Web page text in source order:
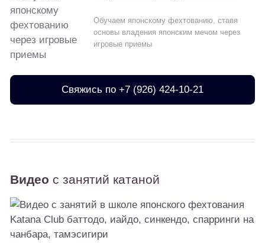
Обучаем японскому фехтованию, ставя
основы владения японским мечом через
игровые приемы
Свяжись по +7 (926) 424-10-21
Видео с занятий катаной